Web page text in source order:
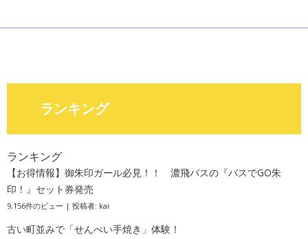
ランキング
ランキング
【お得情報】御朱印ガール必見！！ 濃飛バスの『バスでGO朱
印！』セット券発売
9,156件のビュー | 投稿者: kai
古い町並みで「せんべい手焼き」体験！